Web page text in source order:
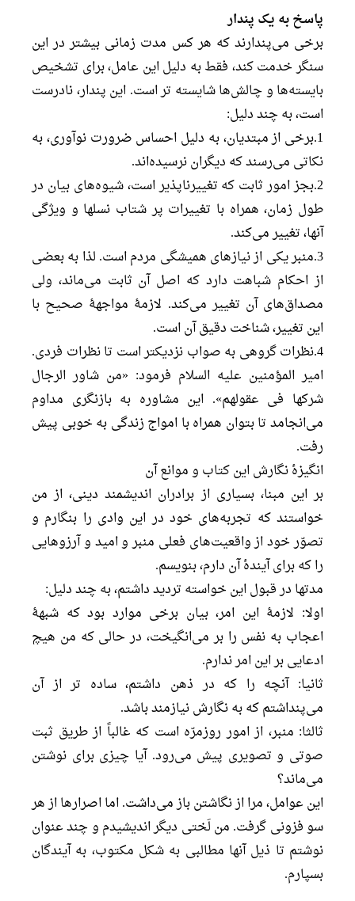
پاسخ به یک پندار
برخی می‌پندارند که هر کس مدت زمانی بیشتر در این
سنگر خدمت کند، فقط به دلیل این عامل، برای تشخیص
بایسته‌ها و چالش‌ها شایسته تر است. این پندار، نادرست
است، به چند دلیل:
1.برخی از مبتدیان، به دلیل احساس ضرورت نوآوری، به
نکاتی می‌رسند که دیگران نرسیده‌اند.
2.بجز امور ثابت که تغییرناپذیر است، شیوه‌های بیان در
طول زمان، همراه با تغییرات پر شتاب نسلها و ویژگی
آنها، تغییر می‌کند.
3.منبر یکی از نیازهای همیشگی مردم است. لذا به بعضی
از احکام شباهت دارد که اصل آن ثابت می‌ماند، ولی
مصداق‌های آن تغییر می‌کند. لازمۀ مواجهۀ صحیح با
این تغییر، شناخت دقیق آن است.
4.نظرات گروهی به صواب نزدیکتر است تا نظرات فردی.
امیر المؤمنین علیه السلام فرمود: «من شاور الرجال
شرکها فی عقولهم». این مشاوره به بازنگری مداوم
می‌انجامد تا بتوان همراه با امواج زندگی به خوبی پیش
رفت.
انگیزۀ نگارش این کتاب و موانع آن
بر این مبنا، بسیاری از برادران اندیشمند دینی، از من
خواستند که تجربه‌های خود در این وادی را بنگارم و
تصوّر خود از واقعیت‌های فعلی منبر و امید و آرزوهایی
را که برای آیندۀ آن دارم، بنویسم.
مدتها در قبول این خواسته تردید داشتم، به چند دلیل:
اولا: لازمۀ این امر، بیان برخی موارد بود که شبهۀ
اعجاب به نفس را بر می‌انگیخت، در حالی که من هیچ
ادعایی بر این امر ندارم.
ثانیا: آنچه را که در ذهن داشتم، ساده تر از آن
می‌پنداشتم که به نگارش نیازمند باشد.
ثالثا: منبر، از امور روزمرّه است که غالباً از طریق ثبت
صوتی و تصویری پیش می‌رود. آیا چیزی برای نوشتن
می‌ماند؟
این عوامل، مرا از نگاشتن باز می‌داشت. اما اصرارها از هر
سو فزونی گرفت. من لَختی دیگر اندیشیدم و چند عنوان
نوشتم تا ذیل آنها مطالبی به شکل مکتوب، به آیندگان
بسپارم.